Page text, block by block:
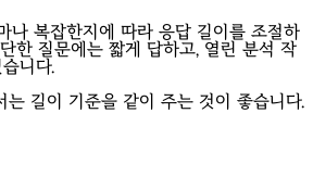
나 복잡한지에 따라 응답 길이를 조절하
한 질문에는 짧게 답하고, 열린 분석 작
니다.
는 길이 기준을 같이 주는 것이 좋습니다.